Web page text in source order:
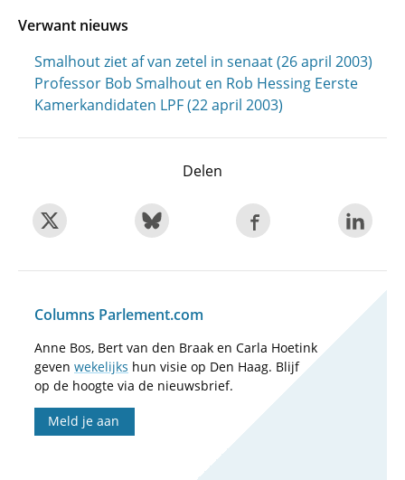
Verwant nieuws
Smalhout ziet af van zetel in senaat (26 april 2003)
Professor Bob Smalhout en Rob Hessing Eerste
Kamerkandidaten LPF (22 april 2003)
Delen
Columns Parlement.com
Anne Bos, Bert van den Braak en Carla Hoetink
geven wekelijks hun visie op Den Haag. Blijf
op de hoogte via de nieuwsbrief.
Meld je aan